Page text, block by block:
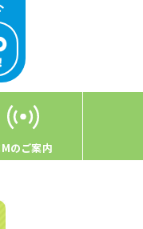
のご案内